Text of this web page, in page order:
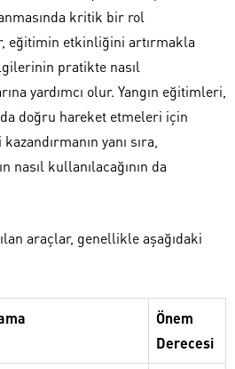
kritik bir rol
eğitimin etkinliğini artırmakla
pratikte nasıl
yardımcı olur. Yangın eğitimleri,
doğru hareket etmeleri için
yanı sıra,
nasıl kullanılacağının da
araçlar, genellikle aşağıdaki
Önem
Derecesi